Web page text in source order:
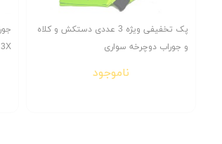
پک تخفیفی ویژه 3 عددی دستکش و کلاه
و جوراب دوچرخه سواری
ناموجود
3X